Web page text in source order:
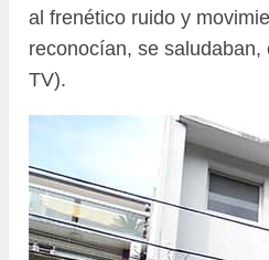
al frenético ruido y
reconocían, se
TV).